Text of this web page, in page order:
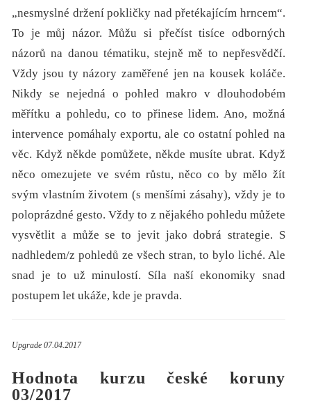
„nesmyslné držení pokličky nad přetékajícím hrncem“.
To je můj názor. Můžu si přečíst tisíce odborných
názorů na danou tématiku, stejně mě to nepřesvědčí.
Vždy jsou ty názory zaměřené jen na kousek koláče.
Nikdy se nejedná o pohled makro v dlouhodobém
měřítku a pohledu, co to přinese lidem. Ano, možná
intervence pomáhaly exportu, ale co ostatní pohled na
věc. Když někde pomůžete, někde musíte ubrat. Když
něco omezujete ve svém růstu, něco co by mělo žít
svým vlastním životem (s menšími zásahy), vždy je to
poloprázdné gesto. Vždy to z nějakého pohledu můžete
vysvětlit a může se to jevit jako dobrá strategie. S
nadhledem/z pohledů ze všech stran, to bylo liché. Ale
snad je to už minulostí. Síla naší ekonomiky snad
postupem let ukáže, kde je pravda.
Upgrade 07.04.2017
Hodnota kurzu české koruny
03/2017